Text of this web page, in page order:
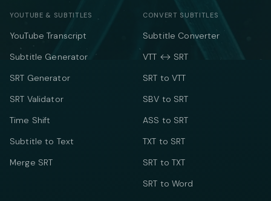
YOUTUBE & SUBTITLES
YouTube Transcript
Subtitle Generator
SRT Generator
SRT Validator
Time Shift
Subtitle to Text
Merge SRT
CONVERT SUBTITLES
Subtitle Converter
VTT ↔ SRT
SRT to VTT
SBV to SRT
ASS to SRT
TXT to SRT
SRT to TXT
SRT to Word